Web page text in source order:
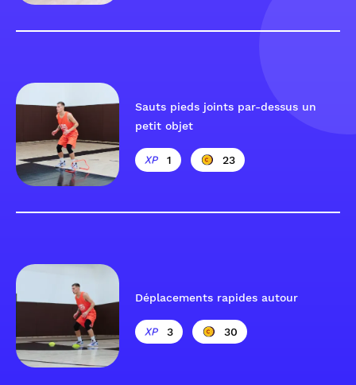
Sauts pieds joints par-dessus un
petit objet
1 23
Déplacements rapides autour
3 30